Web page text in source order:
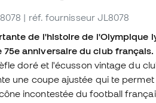
| réf. fournisseur JL8078
de l'histoire de l'Olympique
anniversaire du club français.
doré et l'écusson vintage du
une coupe ajustée qui te
incontestée du football